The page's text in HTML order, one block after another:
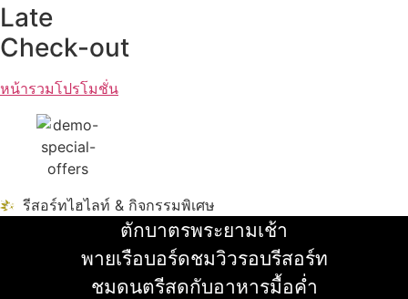
Late
Check-out
หน้ารวมโปรโมชั่น
รีสอร์ทไฮไลท์ & กิจกรรมพิเศษ
ตักบาตรพระยามเช้า
อ่านเพิ่ม
พายเรือบอร์ดชมวิวรอบรีสอร์ท
อ่านเพิ่ม
ชมดนตรีสดกับอาหารมื้อค่ำ